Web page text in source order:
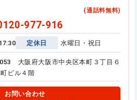
977-916
(通話料無料)
定休日 水曜日・祝日
大阪府大阪市中央区本町３丁目６
ビル４階
お問い合わせ